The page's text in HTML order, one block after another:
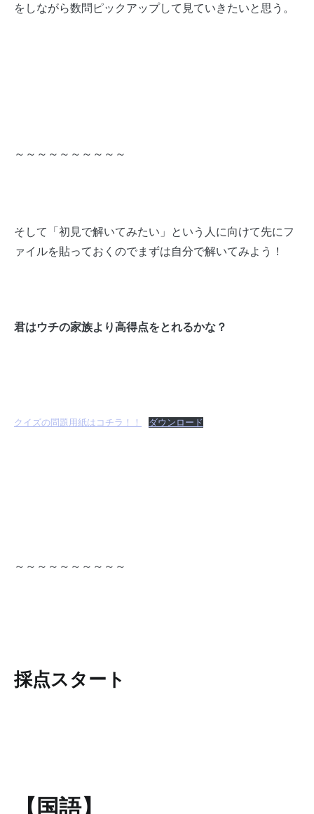
をしながら数問ピックアップして見ていきたいと思う。
～～～～～～～～～～
そして「初見で解いてみたい」という人に向けて先にフ
ァイルを貼っておくのでまずは自分で解いてみよう！
君はウチの家族より高得点をとれるかな？
クイズの問題用紙はコチラ！！ ダウンロード
～～～～～～～～～～
採点スタート